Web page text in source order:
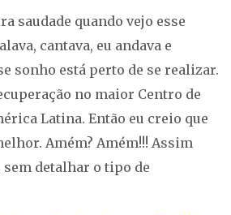
saudade quando vejo esse
cantava, eu andava e
sonho está perto de se realizar.
no maior Centro de
Latina. Então eu creio que
Amém? Amém!!! Assim
sem detalhar o tipo de